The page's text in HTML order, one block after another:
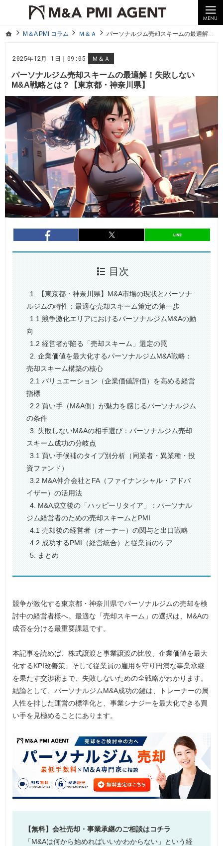
ホームM＆A PMI コラム Ｍ＆Ａ パーソナルジム売却スキームの最適解！失敗しないM&A戦略とは？【東京都・神奈川県】
2025年12月 1日｜09:05 Ｍ＆Ａ
パーソナルジム売却スキームの最適解！失敗しない
M&A戦略とは？【東京都・神奈川県】
10年以上の経験。企業の経営統合や売却はM＆A PMI AGENTへ。
M＆A PMI コラム｜M＆A・PMI・事業承継のポイントや成功事例をわかりやすくご紹介
entry805 entry805
目次
1. 【東京都・神奈川県】M&A市場の現状とパーソナ
ルジムの特性：最適な売却スキーム策定の第一歩
1.1 競争激化エリアにおけるパーソナルジムM&Aの動
向
1.2 経営者が陥る「売却スキーム」選定の罠
2. 企業価値を最大化するパーソナルジムM&A戦略：
売却スキーム構築の核心
2.1 バリュエーション（企業価値評価）を高める経営
指標
2.2 買い手（M&A側）が魅力を感じるパーソナルジム
の条件
3. 失敗しないM&Aの相手選び：パーソナルジム売却
スキーム成功の分岐点
3.1 買い手候補のタイプ別分析（同業者・異業種・投
資ファンド）
3.2 M&A仲介会社とFA（ファイナンシャル・アドバ
イザー）の活用法
4. M&A成立後の「ハッピーリタイア」：パーソナル
ジム経営者のための売却スキームとPMI
4.1 売却後の経営者（オーナー）の関与と出口戦略
4.2 成功するPMI（経営統合）と従業員のケア
5. まとめ
競争が激化する東京都・神奈川県でパーソナルジムの売却を検
討中の経営者様へ。最適な「売却スキーム」の選択は、M&Aの
成否を分ける最重要課題です。
本記事を読めば、株式譲渡と事業譲渡の比較、企業価値を最大
化するKPI改善策、そして従業員の雇用を守り円満な事業承継
を果たす交渉術まで、失敗しないための全戦略がわかります。
結論として、パーソナルジムM&A成功の鍵は、トレーナーの属
人性を排した運営の標準化と、事業シナジーを最大化できる買
い手を見極めることにあります。
【無料】会社売却・事業承継のご相談はコチラ
「M&Aは何から始めればいいかわからない」という経
ホームM＆A PMI コラム Ｍ＆Ａ パーソナルジム売却スキームの最適解！失敗しないM&A戦略とは？【東京都・神奈川県】